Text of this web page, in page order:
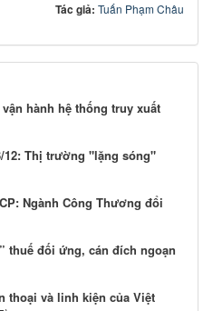
Tác giả: Tuấn Phạm Châu
hành hệ thống truy xuất
12: Thị trường "lặng sóng"
Ngành Công Thương đổi
thuế đối ứng, cán đích ngoạn
thoại và linh kiện của Việt